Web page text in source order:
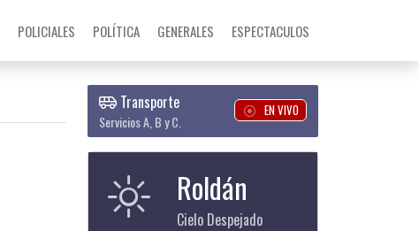
POLICIALES POLÍTICA GENERALES ESPECTACULOS
Transporte
Servicios A, B y C.
EN VIVO
Roldán
Cielo Despejado